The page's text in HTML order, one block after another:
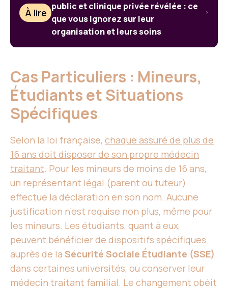
À lire
public et clinique privée révélée : ce
que vous ignorez sur leur
organisation et leurs soins
Cas Particuliers : Mineurs,
Étudiants et Situations
Spécifiques
Selon la loi française, chaque assuré de plus de
16 ans doit disposer de son propre médecin
traitant. Pour les mineurs de moins de 16 ans,
un représentant légal (parent ou tuteur)
effectue la déclaration en son nom. Aucune
justification n’est requise non plus, même pour
les mineurs. Les étudiants, quant à eux,
peuvent bénéficier de dispositifs spécifiques
auprès de la Sécurité Sociale Étudiante (SSE)
dans certaines universités, ou conserver leur
médecin traitant familial. Le changement obéit